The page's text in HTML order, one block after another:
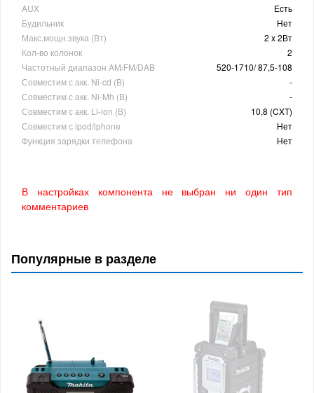
AUX
Есть
Будильник
Нет
Макс.мощн.звука (Вт)
2 x 2Вт
Кол-во колонок
2
Частотный диапазон AM/FM/DAB
520-1710/ 87,5-108
Совместим с акк. Ni-cd (В)
-
Совместим с акк. Ni-Mh (В)
-
Совместим с акк. Li-ion (В)
10,8 (CXT)
Совместим с ipod/iphone
Нет
Функция зарядки телефона
Нет
В настройках компонента не выбран ни один тип
комментариев
Популярные в разделе